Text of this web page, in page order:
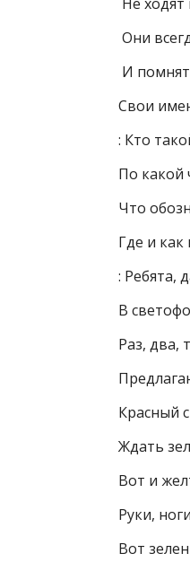
Они
И
Свои
: Кто
По какой
Что
Где и как
: Ребята,
В
Раз, два,
Красный
Ждать
Вот и
Руки,
Вот